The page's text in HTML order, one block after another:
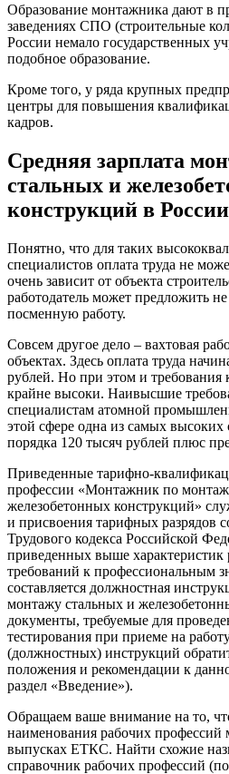
Образование монтажника дают в
заведениях СПО (строительные
России немало государственных
подобное образование.
Кроме того, у ряда крупных
центры для повышения
кадров.
Средняя зарплата
стальных и
конструкций в России
Понятно, что для таких
специалистов оплата труда не
очень зависит от объекта
работодатель может предложить
посменную работу.
Совсем другое дело – вахтовая
объектах. Здесь оплата труда
рублей. Но при этом и требования
крайне высоки. Наивысшие
специалистам атомной
этой сфере одна из самых
порядка 120 тысяч рублей плюс
Приведенные тарифно-
профессии «Монтажник по
железобетонных конструкций»
и присвоения тарифных разрядов
Трудового кодекса Российской
приведенных выше
требований к профессиональным
составляется должностная
монтажу стальных и
документы, требуемые для
тестирования при приеме на
(должностных) инструкций
положения и рекомендации к
раздел «Введение»).
Обращаем ваше внимание на то,
наименования рабочих профессий
выпусках ЕТКС. Найти схожие
справочник рабочих профессий